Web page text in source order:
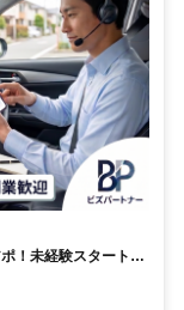
！未経験スタートの